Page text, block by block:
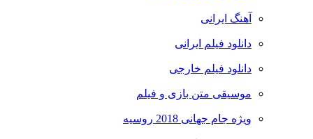
آهنگ ایرانی
دانلود فیلم ایرانی
دانلود فیلم خارجی
موسیقی متن بازی و فیلم
ویژه جام جهانی 2018 روسیه